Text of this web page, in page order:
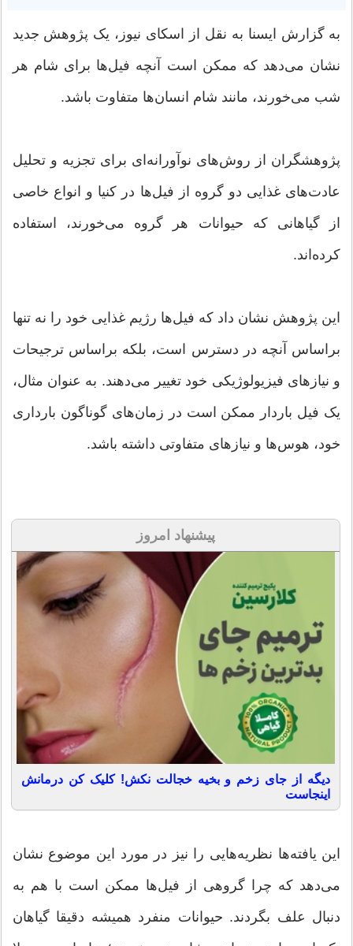
به گزارش ایسنا به نقل از اسکای نیوز، یک پژوهش جدید
نشان می‌دهد که ممکن است آنچه فیل‌ها برای شام هر
شب می‌خورند، مانند شام انسان‌ها متفاوت باشد.
پژوهشگران از روش‌های نوآورانه‌ای برای تجزیه و تحلیل
عادت‌های غذایی دو گروه از فیل‌ها در کنیا و انواع خاصی
از گیاهانی که حیوانات هر گروه می‌خورند، استفاده
کرده‌اند.
این پژوهش نشان داد که فیل‌ها رژیم غذایی خود را نه تنها
براساس آنچه در دسترس است، بلکه براساس ترجیحات
و نیازهای فیزیولوژیکی خود تغییر می‌دهند. به عنوان مثال،
یک فیل باردار ممکن است در زمان‌های گوناگون بارداری
خود، هوس‌ها و نیازهای متفاوتی داشته باشد.
پیشنهاد امروز
دیگه از جای زخم و بخیه خجالت نکش! کلیک کن درمانش
اینجاست
این یافته‌ها نظریه‌هایی را نیز در مورد این موضوع نشان
می‌دهد که چرا گروهی از فیل‌ها ممکن است با هم به
دنبال علف بگردند. حیوانات منفرد همیشه دقیقا گیاهان